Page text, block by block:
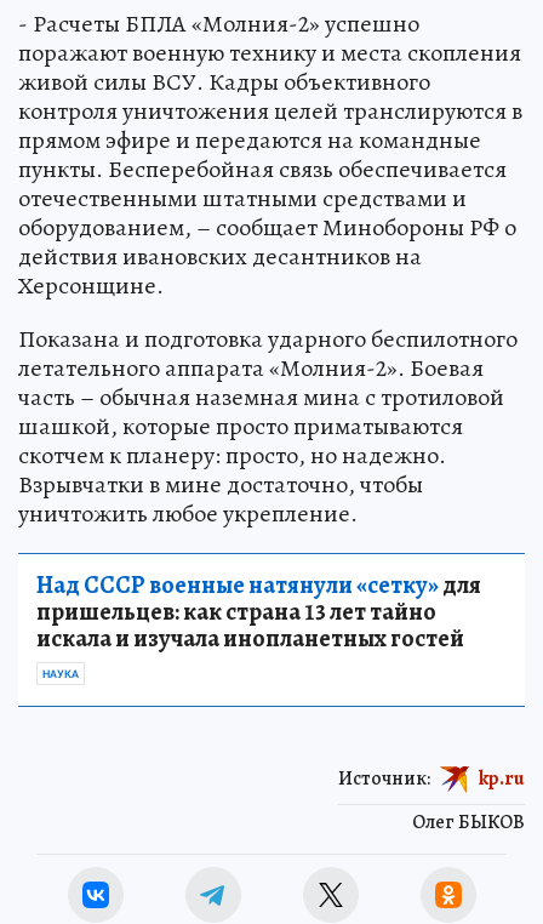
- Расчеты БПЛА «Молния-2» успешно
поражают военную технику и места скопления
живой силы ВСУ. Кадры объективного
контроля уничтожения целей транслируются в
прямом эфире и передаются на командные
пункты. Бесперебойная связь обеспечивается
отечественными штатными средствами и
оборудованием, – сообщает Минобороны РФ о
действия ивановских десантников на
Херсонщине.
Показана и подготовка ударного беспилотного
летательного аппарата «Молния-2». Боевая
часть – обычная наземная мина с тротиловой
шашкой, которые просто приматываются
скотчем к планеру: просто, но надежно.
Взрывчатки в мине достаточно, чтобы
уничтожить любое укрепление.
Над СССР военные натянули «сетку»для
пришельцев: как страна 13 лет тайно
искала и изучала инопланетных гостей
НАУКА
Олег БЫКОВ
Источник: kp.ru